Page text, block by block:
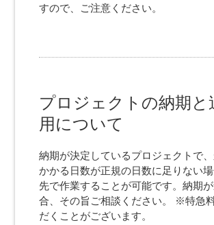
すので、ご注意ください。
プロジェクトの納期と
用について
納期が決定しているプロジェクトで
かかる日数が正規の日数に足りない
先で作業することが可能です。納期
合、その旨ご相談ください。 ※特急
だくことがございます。